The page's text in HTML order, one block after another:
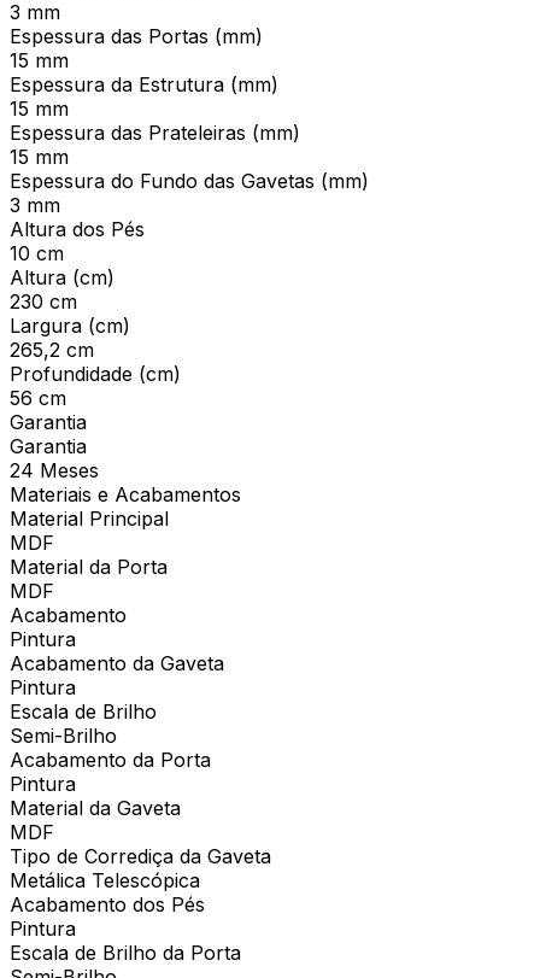
3 mm
Espessura das Portas (mm)
15 mm
Espessura da Estrutura (mm)
15 mm
Espessura das Prateleiras (mm)
15 mm
Espessura do Fundo das Gavetas (mm)
3 mm
Altura dos Pés
10 cm
Altura (cm)
230 cm
Largura (cm)
265,2 cm
Profundidade (cm)
56 cm
Garantia
Garantia
24 Meses
Materiais e Acabamentos
Material Principal
MDF
Material da Porta
MDF
Acabamento
Pintura
Acabamento da Gaveta
Pintura
Escala de Brilho
Semi-Brilho
Acabamento da Porta
Pintura
Material da Gaveta
MDF
Tipo de Corrediça da Gaveta
Metálica Telescópica
Acabamento dos Pés
Pintura
Escala de Brilho da Porta